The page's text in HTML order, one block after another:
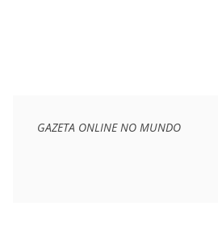
GAZETA ONLINE NO MUNDO